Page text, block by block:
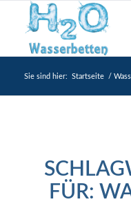
Sie sind hier: Startseite /
FÜR: